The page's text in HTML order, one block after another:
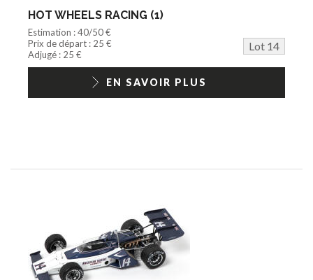
HOT WHEELS RACING (1)
Estimation : 40/50 €
Prix de départ : 25 €
Lot 14
Adjugé : 25 €
EN SAVOIR PLUS